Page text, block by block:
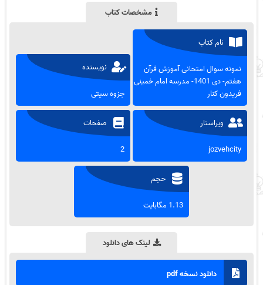
مشخصات کتاب
نام کتاب
نمونه سوال امتحانی آموزش قرآن
هفتم- دی 1401- مدرسه امام خمینی
فریدون کنار
نویسنده
جزوه سیتی
ویراستار
jozvehcity
صفحات
2
حجم
1.13 مگابایت
لینک های دانلود
دانلود نسخه pdf